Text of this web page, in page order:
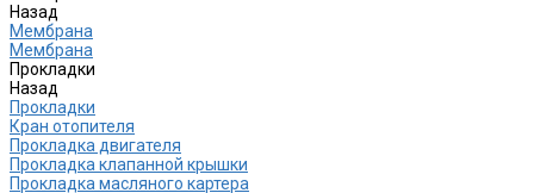
Назад
Мембрана
Мембрана
Прокладки
Назад
Прокладки
Кран отопителя
Прокладка двигателя
Прокладка клапанной крышки
Прокладка масляного картера